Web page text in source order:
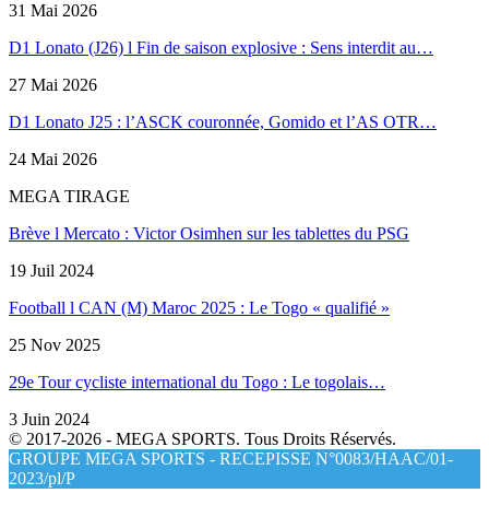
31 Mai 2026
D1 Lonato (J26) l Fin de saison explosive : Sens interdit au…
27 Mai 2026
D1 Lonato J25 : l’ASCK couronnée, Gomido et l’AS OTR…
24 Mai 2026
MEGA TIRAGE
Brève l Mercato : Victor Osimhen sur les tablettes du PSG
19 Juil 2024
Football l CAN (M) Maroc 2025 : Le Togo « qualifié »
25 Nov 2025
29e Tour cycliste international du Togo : Le togolais…
3 Juin 2024
© 2017-2026 - MEGA SPORTS. Tous Droits Réservés.
GROUPE MEGA SPORTS - RECEPISSE N°0083/HAAC/01-
2023/pl/P